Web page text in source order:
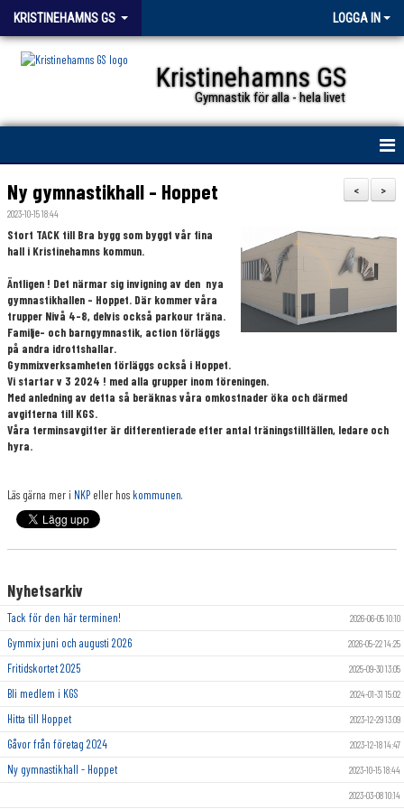
KRISTINEHAMNS GS LOGGA IN
Kristinehamns GS
Gymnastik för alla - hela livet
KGS
KALENDER
NYHETER
DOKUMENT
KONTAKT
BOKNINGSSIDA
>
<
Ny gymnastikhall - Hoppet
2023-10-15 18:44
Stort TACK till Bra bygg som byggt vår fina
hall i Kristinehamns kommun.
Äntligen ! Det närmar sig invigning av den nya
gymnastikhallen - Hoppet. Där kommer våra
trupper Nivå 4-8, delvis också parkour träna.
Familje- och barngymnastik, action förläggs
på andra idrottshallar.
Gymmixverksamheten förläggs också i Hoppet.
Vi startar v 3 2024 ! med alla grupper inom föreningen.
Med anledning av detta så beräknas våra omkostnader öka och därmed
avgifterna till KGS.
Våra terminsavgifter är differentierade efter antal träningstillfällen, ledare och
hyra.
Läs gärna mer i NKP eller hos kommunen.
Nyhetsarkiv
Tack för den här terminen! 2026-06-05 10:10
Gymmix juni och augusti 2026 2026-05-22 14:25
Fritidskortet 2025 2025-09-30 13:05
Bli medlem i KGS 2024-01-31 15:02
Hitta till Hoppet 2023-12-29 13:09
Gåvor från företag 2024 2023-12-18 14:47
Ny gymnastikhall - Hoppet 2023-10-15 18:44
2023-03-08 10:14